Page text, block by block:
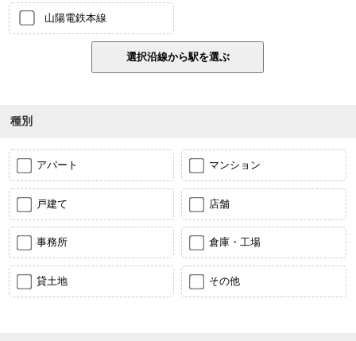
山陽電鉄本線
種別
アパート マンション
戸建て 店舗
事務所 倉庫・工場
貸土地 その他